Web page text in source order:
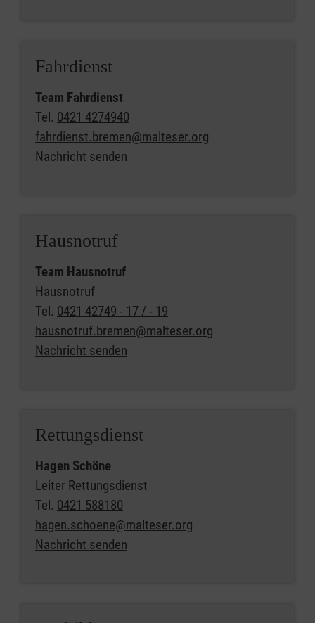
Fahrdienst
Team Fahrdienst
Tel. 0421 4274940
fahrdienst.bremen@malteser.org
Nachricht senden
Hausnotruf
Team Hausnotruf
Hausnotruf
Tel. 0421 42749 - 17 / - 19
hausnotruf.bremen@malteser.org
Nachricht senden
Rettungsdienst
Hagen Schöne
Leiter Rettungsdienst
Tel. 0421 588180
hagen.schoene@malteser.org
Nachricht senden